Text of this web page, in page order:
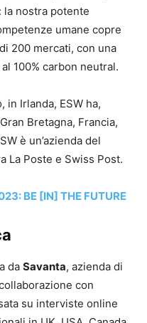
nostra potente
umane copre
200 mercati, con una
100% carbon neutral.
in Irlanda, ESW ha,
Bretagna, Francia,
è un’azienda del
La Poste e Swiss Post.
BE [IN] THE FUTURE
da Savanta, azienda di
con
su interviste online